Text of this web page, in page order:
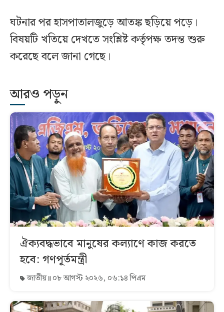
ঘটনার পর হাসপাতালজুড়ে আতঙ্ক ছড়িয়ে পড়ে।
বিষয়টি খতিয়ে দেখতে সংশ্লিষ্ট কর্তৃপক্ষ তদন্ত শুরু
করেছে বলে জানা গেছে।
আরও পড়ুন
ঐক্যবদ্ধভাবে মানুষের কল্যাণে কাজ করতে
হবে: গণপূর্তমন্ত্রী
জাতীয় ০৮ আগস্ট ২০২৬, ০৬:১৪ পিএম